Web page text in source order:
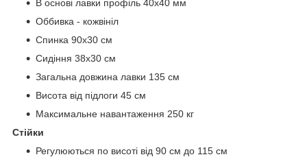
В основі лавки профіль 40х40 мм
Оббивка - кожвініл
Спинка 90х30 см
Сидіння 38х30 см
Загальна довжина лавки 135 см
Висота від підлоги 45 см
Максимальне навантаження 250 кг
Стійки
Регулюються по висоті від 90 см до 115 см